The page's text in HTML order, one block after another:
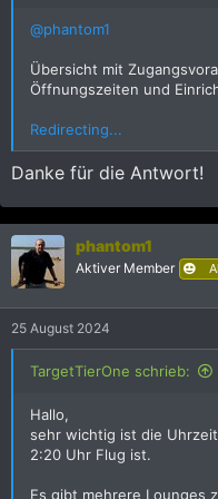
@phantom1
Übersicht mit
Öffnungszeiten und
Redirecting...
Danke für die Antwort!
phantom1
Aktiver Member
25 August 2024
TargetTierOne schrieb:
Hallo,
sehr wichtig ist die
2:20 Uhr Flug ist.
Es gibt mehrere Lounges